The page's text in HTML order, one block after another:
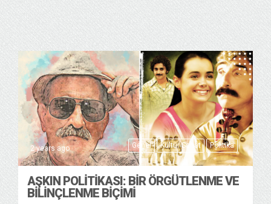
Genel Kültür Sanat Politika
2 years ago
AŞKIN POLİTİKASI: BİR ÖRGÜTLENME VE
BİLİNÇLENME BİÇİMİ